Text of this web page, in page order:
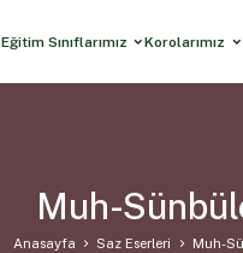
Eğitim Sınıflarımız Korolarımız
Muh-
Anasayfa Saz Eserleri Muh-